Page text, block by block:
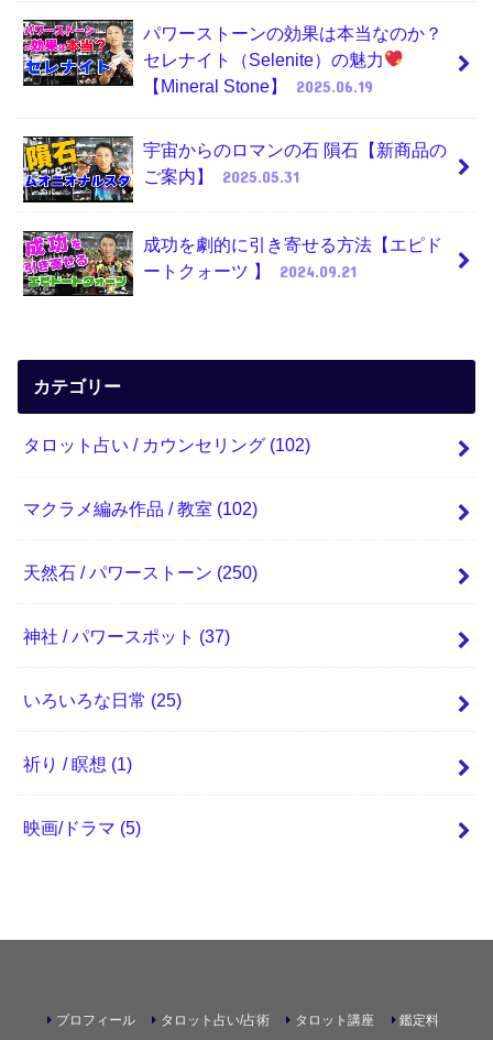
パワーストーンの効果は本当なのか？
セレナイト（Selenite）の魅力
【Mineral Stone】
2025.06.19
宇宙からのロマンの石 隕石【新商品の
ご案内】
2025.05.31
成功を劇的に引き寄せる方法【エピド
ートクォーツ 】
2024.09.21
カテゴリー
タロット占い / カウンセリング (102)
マクラメ編み作品 / 教室 (102)
天然石 / パワーストーン (250)
神社 / パワースポット (37)
いろいろな日常 (25)
祈り / 瞑想 (1)
映画/ドラマ (5)
プロフィール タロット占い/占術 タロット講座
鑑定料